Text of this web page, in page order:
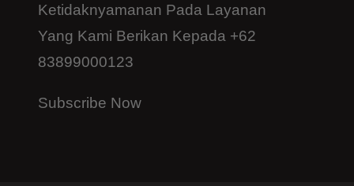
Ketidaknyamanan Pada Layanan
Yang Kami Berikan Kepada +62
83899000123
Subscribe Now